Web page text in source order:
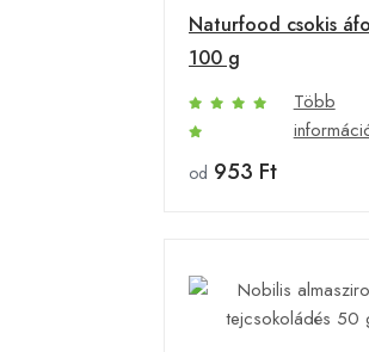
Naturfood csokis
100 g
Több
od 953 Ft